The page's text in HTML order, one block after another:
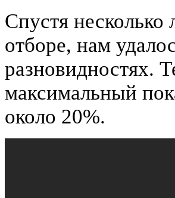
Спустя
отборе, нам
разновидностях.
максимальный
около 20%.